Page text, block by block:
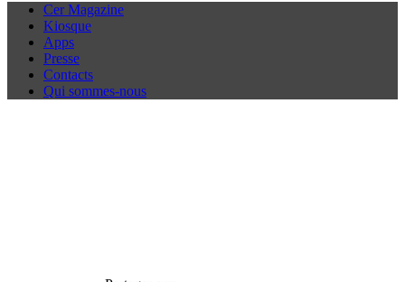
Cer Magazine
Kiosque
Apps
Presse
Contacts
Qui sommes-nous